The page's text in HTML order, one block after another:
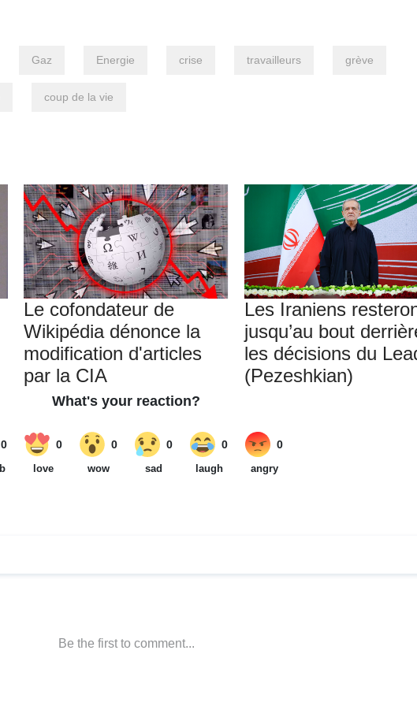
Gaz Energie crise travailleurs grève
coup de la vie
Le cofondateur de
Wikipédia dénonce la
modification d'articles
par la CIA
Les Iraniens
jusqu’au bout
les décisions du
(Pezeshkian)